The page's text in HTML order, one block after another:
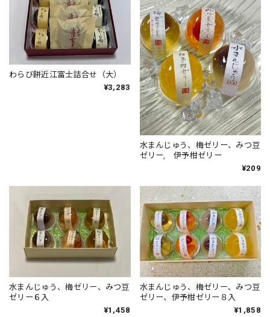
わらび餅近江富士詰合せ（大）
¥3,283
水まんじゅう、梅ゼリー、みつ豆
ゼリー, 伊予柑ゼリー
¥209
水まんじゅう、梅ゼリー、みつ豆
ゼリー６入
¥1,458
水まんじゅう、梅ゼリー、みつ豆
ゼリー、伊予柑ゼリー８入
¥1,858